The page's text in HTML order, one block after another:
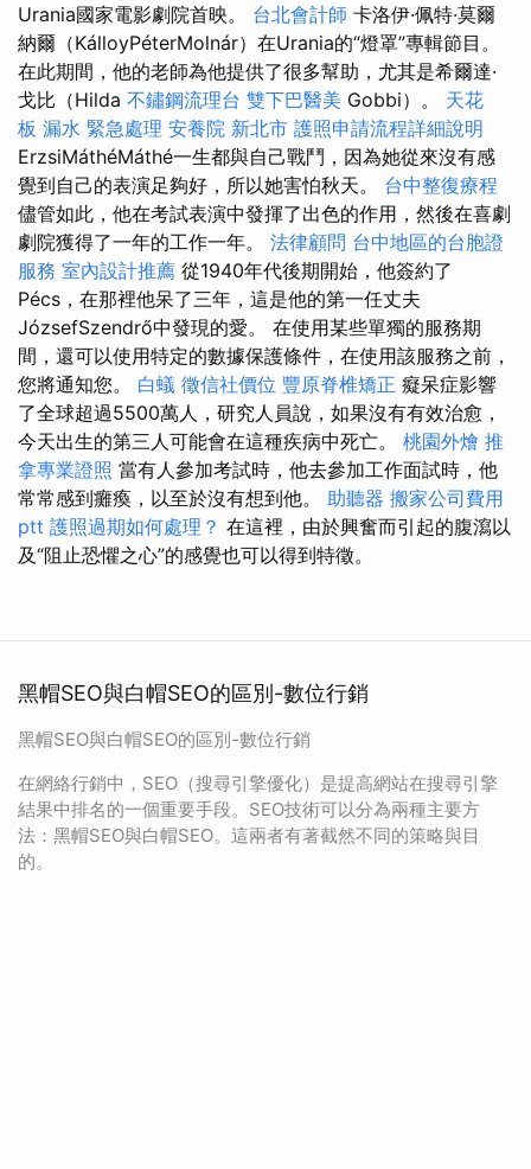
Urania國家電影劇院首映。 台北會計師 卡洛伊·佩特·莫爾
納爾（KálloyPéterMolnár）在Urania的“燈罩”專輯節目。
在此期間，他的老師為他提供了很多幫助，尤其是希爾達·
戈比（Hilda 不鏽鋼流理台 雙下巴醫美 Gobbi）。 天花
板 漏水 緊急處理 安養院 新北市 護照申請流程詳細說明
ErzsiMáthéMáthé一生都與自己戰鬥，因為她從來沒有感
覺到自己的表演足夠好，所以她害怕秋天。 台中整復療程
儘管如此，他在考試表演中發揮了出色的作用，然後在喜劇
劇院獲得了一年的工作一年。 法律顧問 台中地區的台胞證
服務 室內設計推薦 從1940年代後期開始，他簽約了
Pécs，在那裡他呆了三年，這是他的第一任丈夫
JózsefSzendrő中發現的愛。 在使用某些單獨的服務期
間，還可以使用特定的數據保護條件，在使用該服務之前，
您將通知您。 白蟻 徵信社價位 豐原脊椎矯正 癡呆症影響
了全球超過5500萬人，研究人員說，如果沒有有效治愈，
今天出生的第三人可能會在這種疾病中死亡。 桃園外燴 推
拿專業證照 當有人參加考試時，他去參加工作面試時，他
常常感到癱瘓，以至於沒有想到他。 助聽器 搬家公司費用
ptt 護照過期如何處理？ 在這裡，由於興奮而引起的腹瀉以
及“阻止恐懼之心”的感覺也可以得到特徵。
黑帽SEO與白帽SEO的區別-數位行銷
黑帽SEO與白帽SEO的區別-數位行銷
在網絡行銷中，SEO（搜尋引擎優化）是提高網站在搜尋引擎
結果中排名的一個重要手段。SEO技術可以分為兩種主要方
法：黑帽SEO與白帽SEO。這兩者有著截然不同的策略與目
的。